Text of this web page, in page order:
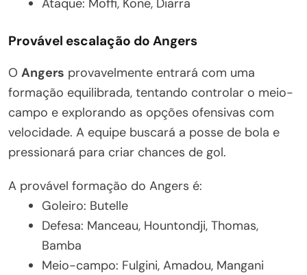
Ataque: Moffi, Kone, Diarra
Provável escalação do Angers
O Angers provavelmente entrará com uma
formação equilibrada, tentando controlar o meio-
campo e explorando as opções ofensivas com
velocidade. A equipe buscará a posse de bola e
pressionará para criar chances de gol.
A provável formação do Angers é:
Goleiro: Butelle
Defesa: Manceau, Hountondji, Thomas,
Bamba
Meio-campo: Fulgini, Amadou, Mangani